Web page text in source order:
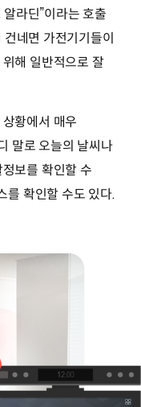
라딘”이라는 호출
네면 가전기기들이
해 일반적으로 잘
황에서 매우
말로 오늘의 날씨나
보를 확인할 수
를 확인할 수도 있다.